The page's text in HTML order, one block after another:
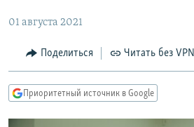
навигации
Вернутся
КУЛЬТУРА
IDEL.РЕАЛИИ
КАВКАЗ.РЕАЛИИ
01 августа 2021
Поделиться Читать без VPN
Приоритетный источник в Google